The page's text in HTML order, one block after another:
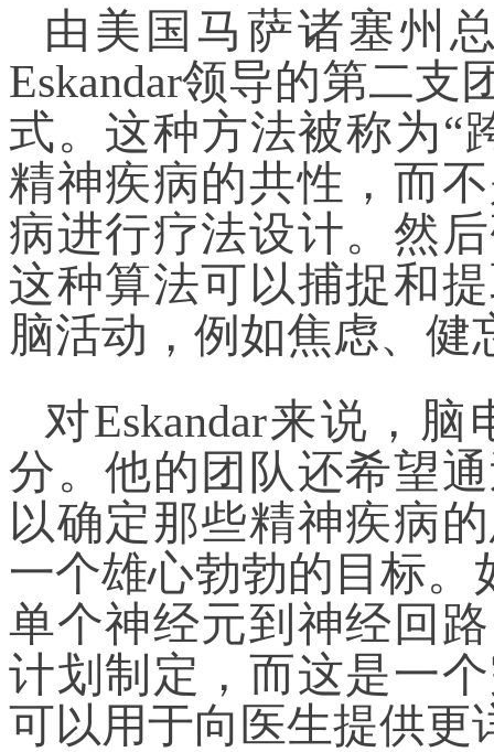
由美国马萨诸塞州
Eskandar领导的第二
式。这种方法被称为“
精神疾病的共性，而
病进行疗法设计。然
这种算法可以捕捉和
脑活动，例如焦虑、健
对Eskandar来说，
分。他的团队还希望
以确定那些精神疾病
一个雄心勃勃的目标。
单个神经元到神经回
计划制定，而这是一
可以用于向医生提供更